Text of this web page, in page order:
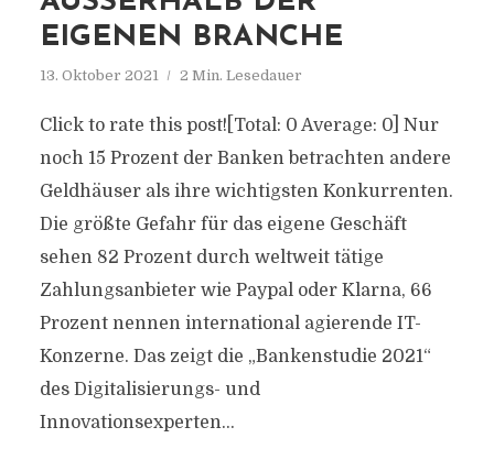
IGENEN BRANCHE
13. Oktober 2021 2 Min. Lesedauer
Click to rate this post![Total: 0 Average: 0] Nur
noch 15 Prozent der Banken betrachten andere
Geldhäuser als ihre wichtigsten Konkurrenten.
Die größte Gefahr für das eigene Geschäft
sehen 82 Prozent durch weltweit tätige
Zahlungsanbieter wie Paypal oder Klarna, 66
Prozent nennen international agierende IT-
Konzerne. Das zeigt die „Bankenstudie 2021“
des Digitalisierungs- und
Innovationsexperten...